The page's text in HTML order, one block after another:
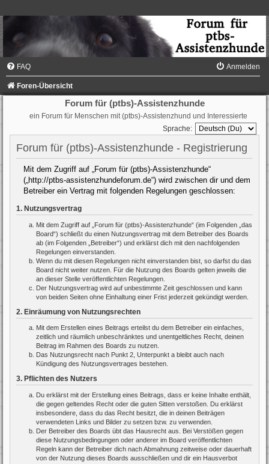
FAQ Anmelden
Foren-Übersicht
Forum für (ptbs)-Assistenzhunde
ein Forum für Menschen mit (ptbs)-Assistenzhund und Interessierte
Sprache:
Forum für (ptbs)-Assistenzhunde - Registrierung
Mit dem Zugriff auf „Forum für (ptbs)-Assistenzhunde“
(„http://ptbs-assistenzhundeforum.de“) wird zwischen dir und dem
Betreiber ein Vertrag mit folgenden Regelungen geschlossen:
1. Nutzungsvertrag
Mit dem Zugriff auf „Forum für (ptbs)-Assistenzhunde“ (im Folgenden „das
Board“) schließt du einen Nutzungsvertrag mit dem Betreiber des Boards
ab (im Folgenden „Betreiber“) und erklärst dich mit den nachfolgenden
Regelungen einverstanden.
Wenn du mit diesen Regelungen nicht einverstanden bist, so darfst du das
Board nicht weiter nutzen. Für die Nutzung des Boards gelten jeweils die
an dieser Stelle veröffentlichten Regelungen.
Der Nutzungsvertrag wird auf unbestimmte Zeit geschlossen und kann
von beiden Seiten ohne Einhaltung einer Frist jederzeit gekündigt werden.
2. Einräumung von Nutzungsrechten
Mit dem Erstellen eines Beitrags erteilst du dem Betreiber ein einfaches,
zeitlich und räumlich unbeschränktes und unentgeltliches Recht, deinen
Beitrag im Rahmen des Boards zu nutzen.
Das Nutzungsrecht nach Punkt 2, Unterpunkt a bleibt auch nach
Kündigung des Nutzungsvertrages bestehen.
3. Pflichten des Nutzers
Du erklärst mit der Erstellung eines Beitrags, dass er keine Inhalte enthält,
die gegen geltendes Recht oder die guten Sitten verstoßen. Du erklärst
insbesondere, dass du das Recht besitzt, die in deinen Beiträgen
verwendeten Links und Bilder zu setzen bzw. zu verwenden.
Der Betreiber des Boards übt das Hausrecht aus. Bei Verstößen gegen
diese Nutzungsbedingungen oder anderer im Board veröffentlichten
Regeln kann der Betreiber dich nach Abmahnung zeitweise oder dauerhaft
von der Nutzung dieses Boards ausschließen und dir ein Hausverbot